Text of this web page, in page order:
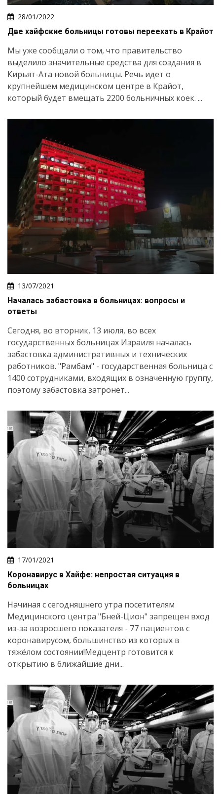
28/01/2022
Две хайфские больницы готовы переехать в Крайот
Мы уже сообщали о том, что правительство
выделило значительные средства для создания в
Кирьят-Ата новой больницы. Речь идет о
крупнейшем медицинском центре в Крайот,
который будет вмещать 2200 больничных коек. ...
13/07/2021
Началась забастовка в больницах: вопросы и
ответы
Сегодня, во вторник, 13 июля, во всех
государственных больницах Израиля началась
забастовка административных и технических
работников. "Рамбам" - государственная больница с
1400 сотрудниками, входящих в означенную группу,
поэтому забастовка затронет...
17/01/2021
Коронавирус в Хайфе: непростая ситуация в
больницах
Начиная с сегодняшнего утра посетителям
Медицинского центра "Бней-Цион" запрещен вход
из-за возросшего показателя - 77 пациентов с
коронавирусом, большинство из которых в
тяжёлом состоянии!Медцентр готовится к
открытию в ближайшие дни...